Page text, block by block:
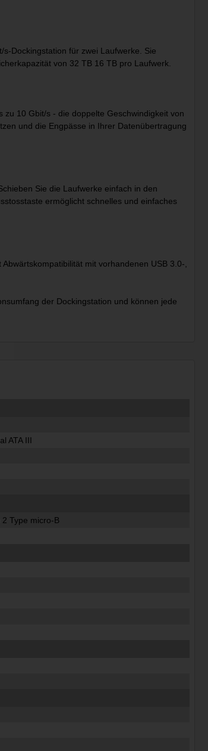
Dockingstation für zwei Laufwerke. Sie
von 32 TB 16 TB pro Laufwerk.
10 Gbit/s - die doppelte Geschwindigkeit von
und die Engpässe in Ihrer Datenübertragung
Sie die Laufwerke einfach in den
ermöglicht schnelles und einfaches
mit vorhandenen USB 3.0-,
der Dockingstation und können jede
ATA III
Type micro-B